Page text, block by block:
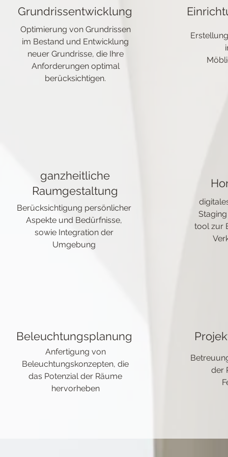
Grundrissentwicklung
Optimierung von Grundrissen
im Bestand und Entwicklung
neuer Grundrisse, die Ihre
Anforderungen optimal
berücksichtigen.
ganzheitliche
Raumgestaltung
Berücksichtigung persönlicher
Aspekte und Bedürfnisse,
sowie Integration der
Umgebung
Beleuchtungsplanung
Anfertigung von
Beleuchtungskonzepten, die
das Potenzial der Räume
hervorheben
tool zur
der